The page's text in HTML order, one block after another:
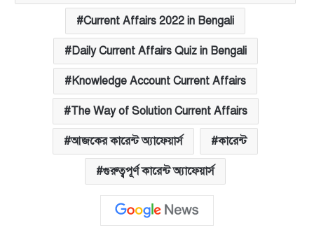
Current Affairs 2022 in Bengali
Daily Current Affairs Quiz in Bengali
Knowledge Account Current Affairs
The Way of Solution Current Affairs
আজকের কারেন্ট অ্যাফেয়ার্স কারেন্ট
গুরুত্বপূর্ণ কারেন্ট অ্যাফেয়ার্স